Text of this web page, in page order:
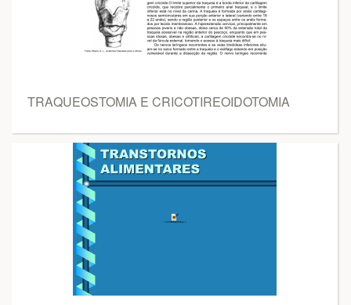
TRAQUEOSTOMIA E CRICOTIREOIDOTOMIA